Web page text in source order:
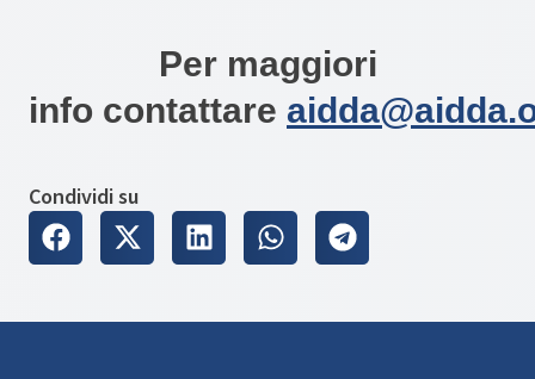
Per maggiori
info contattare
Condividi su